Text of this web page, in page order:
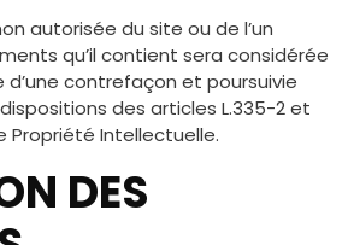
autorisée du site ou de l’un
qu’il contient sera considérée
contrefaçon et poursuivie
des articles L.335-2 et
Propriété Intellectuelle.
DES